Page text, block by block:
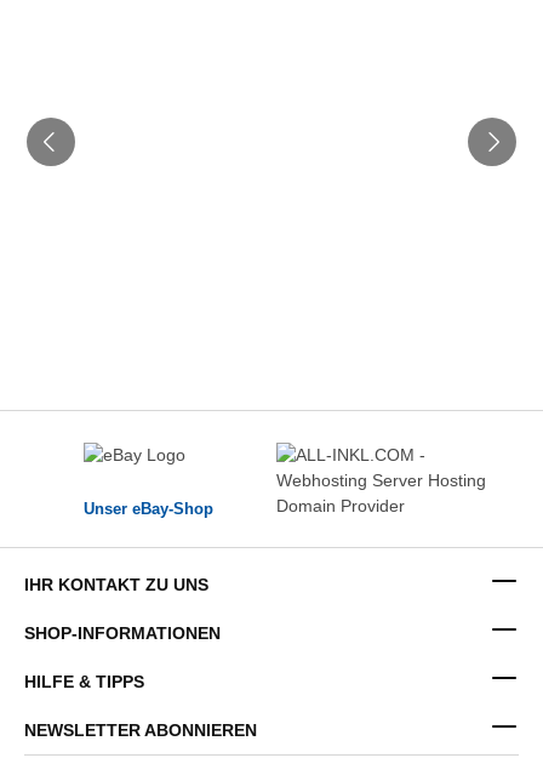
Unser eBay-Shop
IHR KONTAKT ZU UNS
SHOP-INFORMATIONEN
HILFE & TIPPS
NEWSLETTER ABONNIEREN